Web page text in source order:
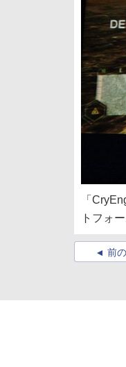
「
トフォ
前